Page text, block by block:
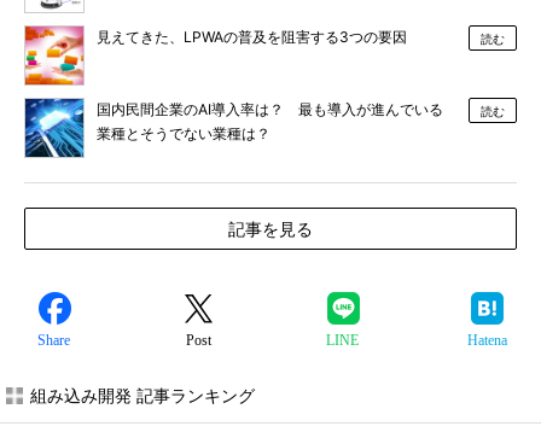
見えてきた、LPWAの普及を阻害する3つの要因 読む
国内民間企業のAI導入率は？ 最も導入が進んでいる
業種とそうでない業種は？
読む
記事を見る
Share Post LINE Hatena
組み込み開発 記事ランキング